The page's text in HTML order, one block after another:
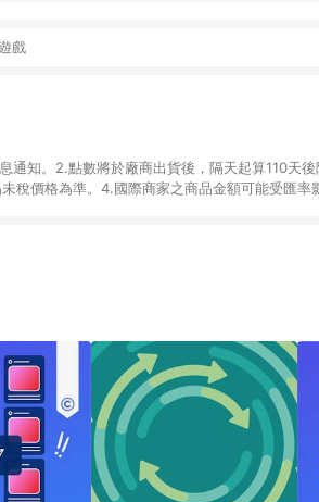
戲
通知。2.點數將於廠商出貨後，隔天起算110天
稅價格為準。4.國際商家之商品金額可能受匯率
計算 。7. 同6說明，訂單完成後的顯示金額可能